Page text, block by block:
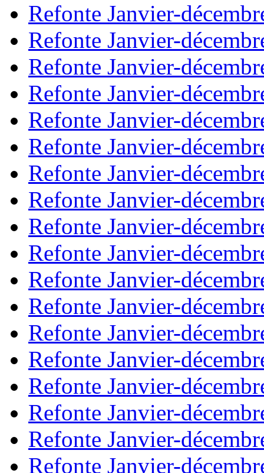
Refonte Janvier-
Refonte Janvier-
Refonte Janvier-
Refonte Janvier-
Refonte Janvier-
Refonte Janvier-
Refonte Janvier-
Refonte Janvier-
Refonte Janvier-
Refonte Janvier-
Refonte Janvier-
Refonte Janvier-
Refonte Janvier-
Refonte Janvier-
Refonte Janvier-
Refonte Janvier-
Refonte Janvier-
Refonte Janvier-